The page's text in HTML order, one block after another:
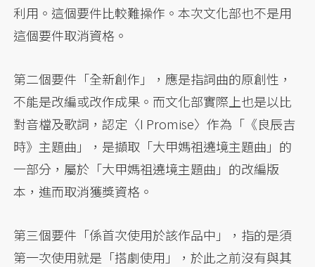
利用。這個要件比較難操作。本次文化部也不是用
這個要件取消資格。
第二個要件「全新創作」，應是指詞曲的原創性，
不能是改編或改作成果。而文化部實際上也是以比
對音檔及歌詞，認定〈I Promise〉作為「《良辰吉
時》主題曲」，是擷取「大甲媽祖遶境主題曲」的
一部分，屬於「大甲媽祖遶境主題曲」的改編版
本，進而取消獲獎資格。
第三個要件「係首次使用於該作品中」，指的是須
第一次使用就是「搭劇使用」，於此之前沒有與其